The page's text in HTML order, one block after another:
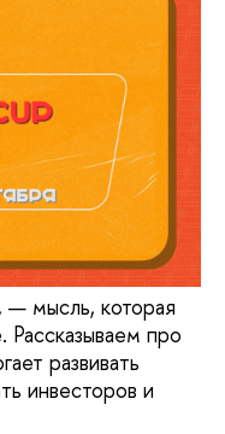
— мысль, которая
Рассказываем про
развивать
инвесторов и